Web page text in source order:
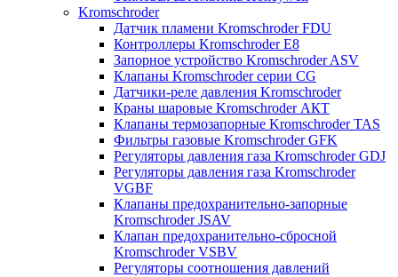
Kromschroder
Датчик пламени Kromschroder FDU
Контроллеры Kromschroder E8
Запорное устройство Kromschroder ASV
Клапаны Kromschroder серии CG
Датчики-реле давления Kromschroder
Краны шаровые Kromschroder АКТ
Клапаны термозапорные Kromschroder TAS
Фильтры газовые Kromschroder GFK
Регуляторы давления газа Kromschroder GDJ
Регуляторы давления газа Kromschroder
VGBF
Клапаны предохранительно-запорные
Kromschroder JSAV
Клапан предохранительно-сбросной
Kromschroder VSBV
Регуляторы соотношения давлений